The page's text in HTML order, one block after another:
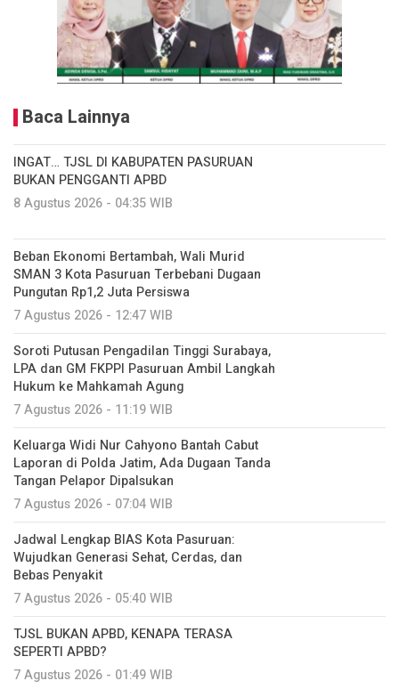
Baca Lainnya
INGAT… TJSL DI KABUPATEN PASURUAN
BUKAN PENGGANTI APBD
8 Agustus 2026 - 04:35 WIB
Beban Ekonomi Bertambah, Wali Murid
SMAN 3 Kota Pasuruan Terbebani Dugaan
Pungutan Rp1,2 Juta Persiswa
7 Agustus 2026 - 12:47 WIB
Soroti Putusan Pengadilan Tinggi Surabaya,
LPA dan GM FKPPI Pasuruan Ambil Langkah
Hukum ke Mahkamah Agung
7 Agustus 2026 - 11:19 WIB
Keluarga Widi Nur Cahyono Bantah Cabut
Laporan di Polda Jatim, Ada Dugaan Tanda
Tangan Pelapor Dipalsukan
7 Agustus 2026 - 07:04 WIB
Jadwal Lengkap BIAS Kota Pasuruan:
Wujudkan Generasi Sehat, Cerdas, dan
Bebas Penyakit
7 Agustus 2026 - 05:40 WIB
TJSL BUKAN APBD, KENAPA TERASA
SEPERTI APBD?
7 Agustus 2026 - 01:49 WIB